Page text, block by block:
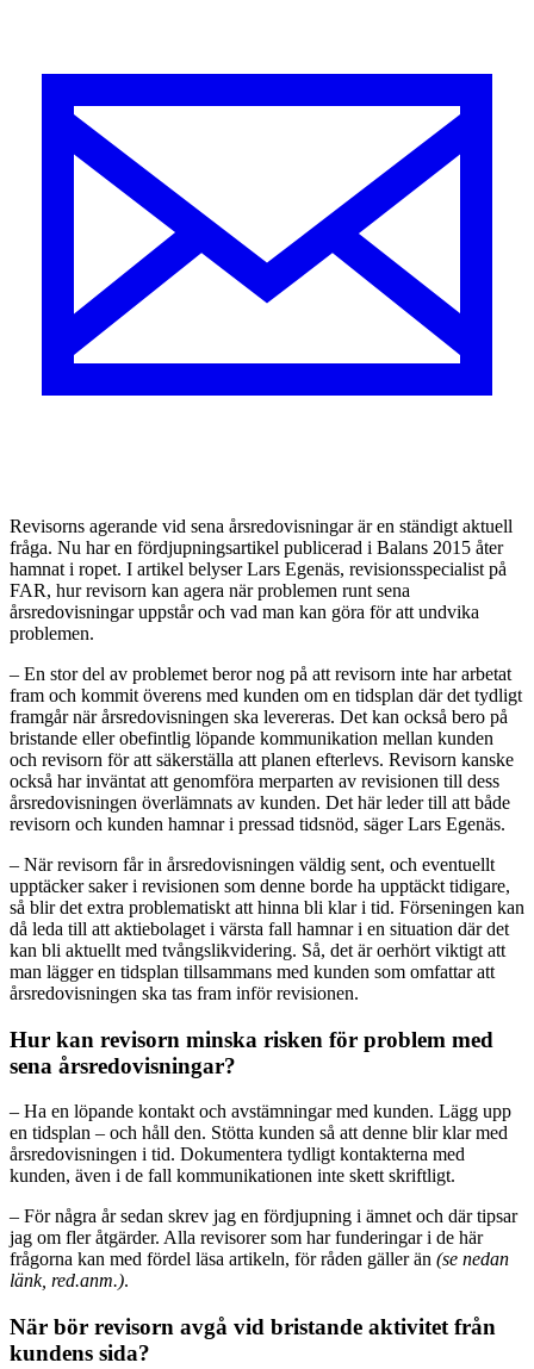
Revisorns agerande vid sena årsredovisningar är en ständigt aktuell
fråga. Nu har en fördjupningsartikel publicerad i Balans 2015 åter
hamnat i ropet. I artikel belyser Lars Egenäs, revisionsspecialist på
FAR, hur revisorn kan agera när problemen runt sena
årsredovisningar uppstår och vad man kan göra för att undvika
problemen.
– En stor del av problemet beror nog på att revisorn inte har arbetat
fram och kommit överens med kunden om en tidsplan där det tydligt
framgår när årsredovisningen ska levereras. Det kan också bero på
bristande eller obefintlig löpande kommunikation mellan kunden
och revisorn för att säkerställa att planen efterlevs. Revisorn kanske
också har inväntat att genomföra merparten av revisionen till dess
årsredovisningen överlämnats av kunden. Det här leder till att både
revisorn och kunden hamnar i pressad tidsnöd, säger Lars Egenäs.
– När revisorn får in årsredovisningen väldig sent, och eventuellt
upptäcker saker i revisionen som denne borde ha upptäckt tidigare,
så blir det extra problematiskt att hinna bli klar i tid. Förseningen kan
då leda till att aktiebolaget i värsta fall hamnar i en situation där det
kan bli aktuellt med tvångslikvidering. Så, det är oerhört viktigt att
man lägger en tidsplan tillsammans med kunden som omfattar att
årsredovisningen ska tas fram inför revisionen.
Hur kan revisorn minska risken för problem med
sena årsredovisningar?
– Ha en löpande kontakt och avstämningar med kunden. Lägg upp
en tidsplan – och håll den. Stötta kunden så att denne blir klar med
årsredovisningen i tid. Dokumentera tydligt kontakterna med
kunden, även i de fall kommunikationen inte skett skriftligt.
– För några år sedan skrev jag en fördjupning i ämnet och där tipsar
jag om fler åtgärder. Alla revisorer som har funderingar i de här
frågorna kan med fördel läsa artikeln, för råden gäller än (se nedan
länk, red.anm.).
När bör revisorn avgå vid bristande aktivitet från
kundens sida?